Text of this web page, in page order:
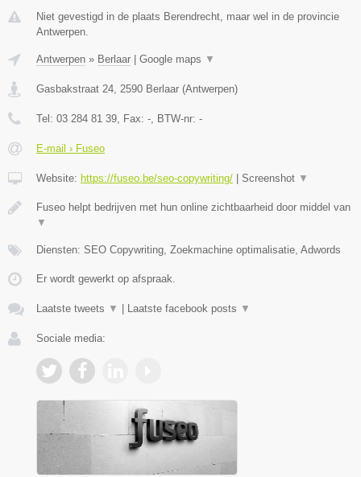
Niet gevestigd in de plaats Berendrecht, maar wel in de provincie
Antwerpen.
Antwerpen » Berlaar Google maps ▼
Gasbakstraat 24, 2590 Berlaar (Antwerpen)
Tel: 03 284 81 39, Fax: -, BTW-nr: -
E-mail › Fuseo
Website: https://fuseo.be/seo-copywriting/ Screenshot ▼
Fuseo helpt bedrijven met hun online zichtbaarheid door middel van
▼
Diensten: SEO Copywriting, Zoekmachine optimalisatie, Adwords
Er wordt gewerkt op afspraak.
Laatste tweets ▼ Laatste facebook posts ▼
Sociale media: